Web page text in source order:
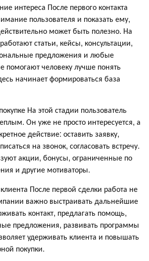
интереса После первого контакта
пользователя и показать ему,
может быть полезно. На
статьи, кейсы, консультации,
предложения и любые
помогают человеку лучше понять
начинает формироваться база
На этой стадии пользователь
Он уже не просто интересуется, а
действие: оставить заявку,
на звонок, согласовать встречу.
акции, бонусы, ограниченные по
и другие мотиваторы.
После первой сделки работа не
важно выстраивать дальнейшие
контакт, предлагать помощь,
предложения, развивать программы
удерживать клиента и повышать
покупки.